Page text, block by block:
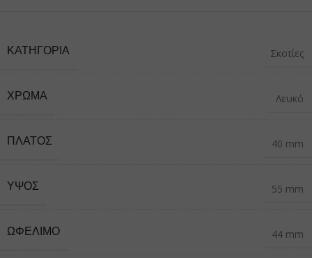
ΚΑΤΗΓΟΡΊΑ Σκοτίες
ΧΡΏΜΑ Λευκό
ΠΛΆΤΟΣ 40 mm
ΎΨΟΣ 55 mm
ΩΦΈΛΙΜΟ 44 mm